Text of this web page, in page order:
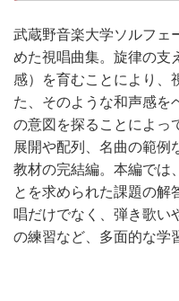
武蔵野音楽大学ソルフェ
めた視唱曲集。旋律の支
感）を育むことにより、
た、そのような和声感を
の意図を探ることによっ
展開や配列、名曲の範例
教材の完結編。本編では
とを求められた課題の解
唱だけでなく、弾き歌い
の練習など、多面的な学